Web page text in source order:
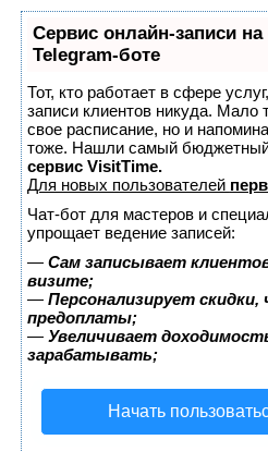
Сервис онлайн-записи
Telegram-боте
Тот, кто работает в сфере
записи клиентов никуда. Мало
свое расписание, но и
тоже. Нашли самый
сервис VisitTime.
Для новых пользователей
Чат-бот для мастеров и
упрощает ведение записей:
— Сам записывает
визите;
— Персонализирует скидки,
предоплаты;
— Увеличивает
зарабатывать;
Начать